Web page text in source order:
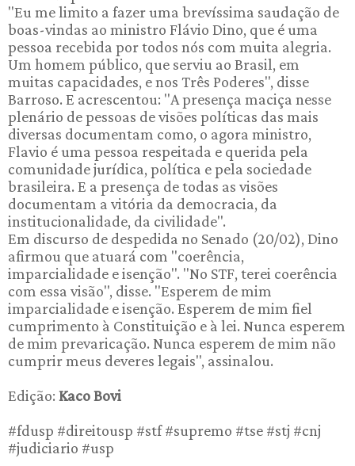
"Eu me limito a fazer uma brevíssima saudação de
boas-vindas ao ministro Flávio Dino, que é uma
pessoa recebida por todos nós com muita alegria.
Um homem público, que serviu ao Brasil, em
muitas capacidades, e nos Três Poderes", disse
Barroso. E acrescentou: "A presença maciça nesse
plenário de pessoas de visões políticas das mais
diversas documentam como, o agora ministro,
Flavio é uma pessoa respeitada e querida pela
comunidade jurídica, política e pela sociedade
brasileira. E a presença de todas as visões
documentam a vitória da democracia, da
institucionalidade, da civilidade".
Em discurso de despedida no Senado (20/02), Dino
afirmou que atuará com "coerência,
imparcialidade e isenção". "No STF, terei coerência
com essa visão", disse. "Esperem de mim
imparcialidade e isenção. Esperem de mim fiel
cumprimento à Constituição e à lei. Nunca esperem
de mim prevaricação. Nunca esperem de mim não
cumprir meus deveres legais", assinalou.
Edição: Kaco Bovi
#fdusp #direitousp #stf #supremo #tse #stj #cnj
#judiciario #usp